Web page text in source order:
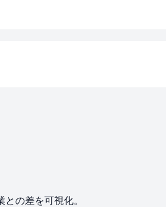
の差を可視化。